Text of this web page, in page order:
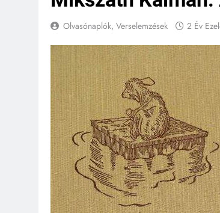
Olvasónaplók, Verselemzések 2 Év